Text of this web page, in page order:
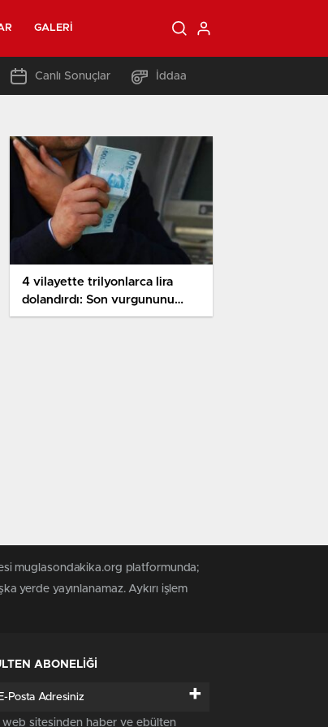
GALERI
Canlı Sonuçlar İddaa
4 vilayette trilyonlarca lira
dolandırdı: Son vurgununu
yapamadan yakayı ele verdi!
muglasondakika.org platformunda;
yerde yayınlanamaz. Aykırı işlem
ABONELİĞİ
+
web sitesinden haber ve ebülten